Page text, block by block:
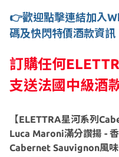
👉歡迎點擊連結加入
碼及快閃特價酒款資訊
訂購任何
支送法國中級酒
【ELETTRA星河系列
Luca Maroni滿分讚揚 -
Cabernet Sauvignon風味